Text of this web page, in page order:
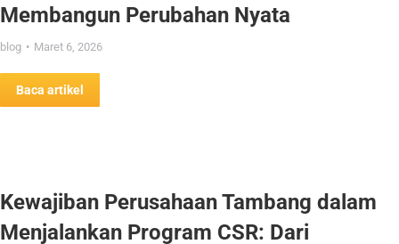
Membangun Perubahan Nyata
blog Maret 6, 2026
Baca artikel
Kewajiban Perusahaan Tambang dalam
Menjalankan Program CSR: Dari